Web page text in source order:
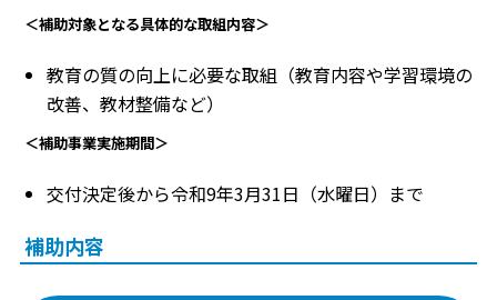
＜補助対象となる具体的な取組内容＞
教育の質の向上に必要な取組（教育内容や学習環境の
改善、教材整備など）
＜補助事業実施期間＞
交付決定後から令和9年3月31日（水曜日）まで
補助内容